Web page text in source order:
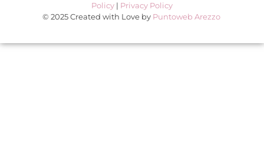
Policy | Privacy Policy
© 2025 Created with Love by Puntoweb Arezzo